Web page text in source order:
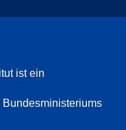
ist ein